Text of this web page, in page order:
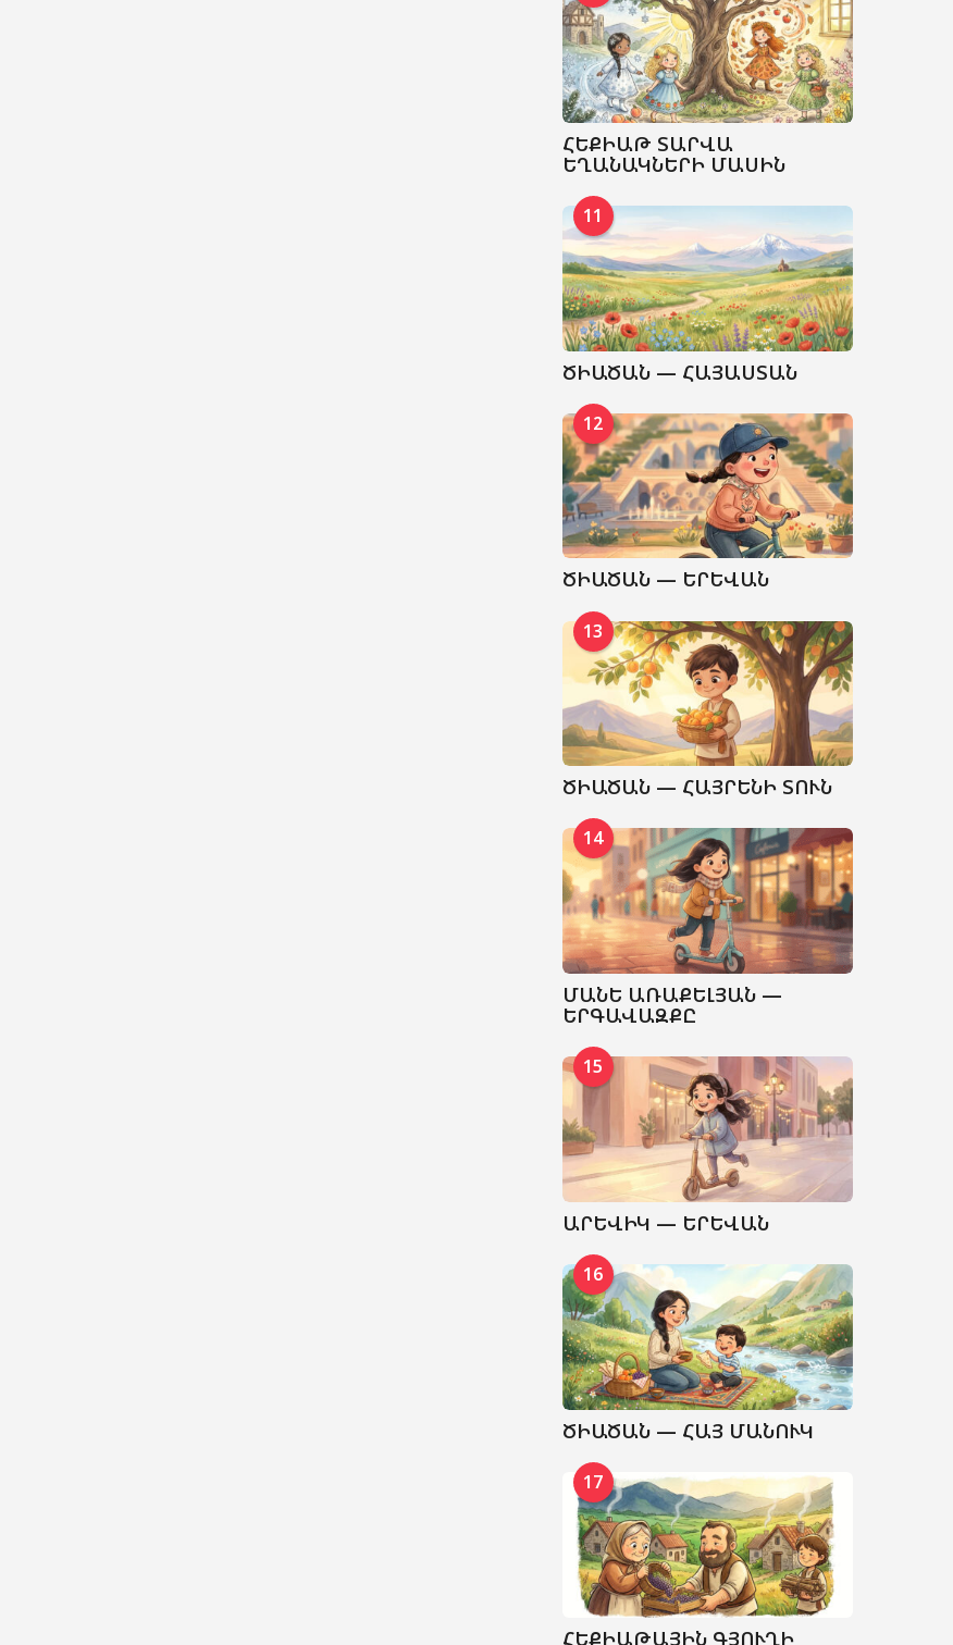
ՀԵՔԻԱԹ ՏԱՐՎԱ
ԵՂԱՆԱԿՆԵՐԻ ՄԱՍԻՆ
11
ԾԻԱԾԱՆ — ՀԱՅԱՍՏԱՆ
12
ԾԻԱԾԱՆ — ԵՐԵՎԱՆ
13
ԾԻԱԾԱՆ — ՀԱՅՐԵՆԻ ՏՈՒՆ
14
ՄԱՆԵ ԱՌԱՔԵԼՅԱՆ —
ԵՐԳԱՎԱԶՔԸ
15
ԱՐԵՎԻԿ — ԵՐԵՎԱՆ
16
ԾԻԱԾԱՆ — ՀԱՅ ՄԱՆՈՒԿ
17
ՀԵՔԻԱԹԱՅԻՆ ԳՅՈՒՂԻ